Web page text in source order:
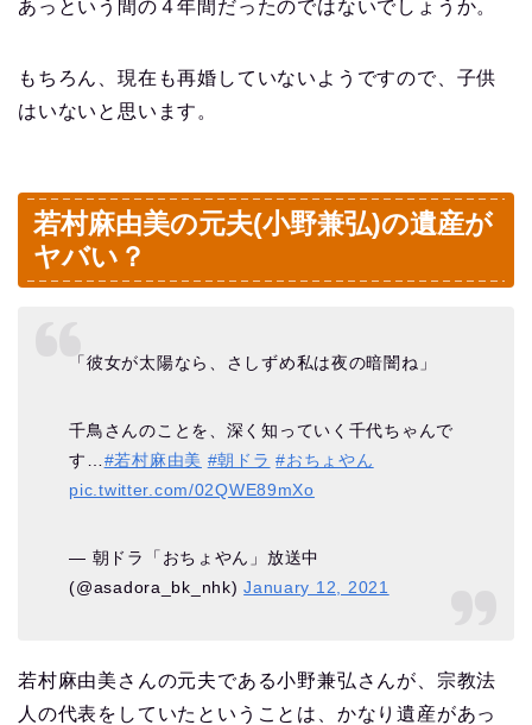
あっという間の４年間だったのではないでしょうか。
もちろん、現在も再婚していないようですので、子供
はいないと思います。
若村麻由美の元夫(小野兼弘)の遺産が
ヤバい？
「彼女が太陽なら、さしずめ私は夜の暗闇ね」
千鳥さんのことを、深く知っていく千代ちゃんで
す… #若村麻由美 #朝ドラ #おちょやん
pic.twitter.com/02QWE89mXo
— 朝ドラ「おちょやん」放送中
(@asadora_bk_nhk)January 12, 2021
若村麻由美さんの元夫である小野兼弘さんが、宗教法
人の代表をしていたということは、かなり遺産があっ